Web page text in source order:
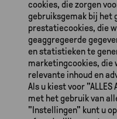
cookies, die zorgen
gebruiksgemak bij het
prestatiecookies, die
geaggregeerde
en statistieken te
marketingcookies, die
relevante inhoud en
Als u kiest voor "ALLES
met het gebruik van
"Instellingen" kunt u
De Hollandsche Molen
Zeeburgerdijk 139
1095 AA Amsterdam
(020) 623 87 03
dhm@molens.nl